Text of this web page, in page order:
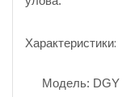
Характеристики:
Модель: DGY